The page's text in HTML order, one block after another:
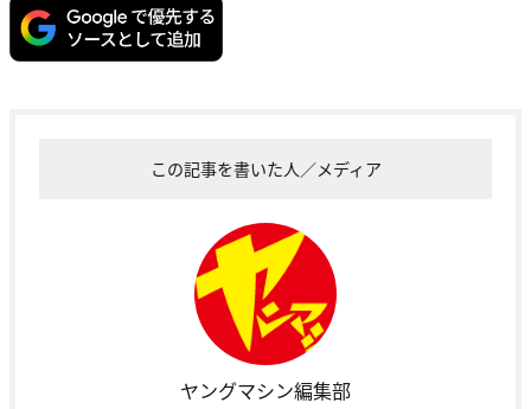
この記事を書いた人／メディア
ヤングマシン編集部